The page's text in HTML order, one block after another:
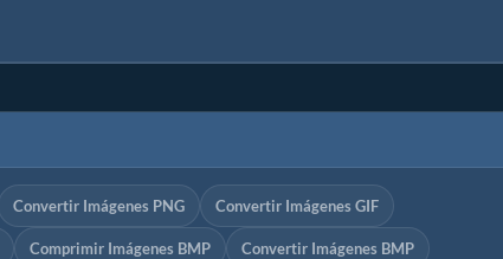
Convertir Imágenes PNG Convertir Imágenes GIF
Comprimir Imágenes BMP Convertir Imágenes BMP